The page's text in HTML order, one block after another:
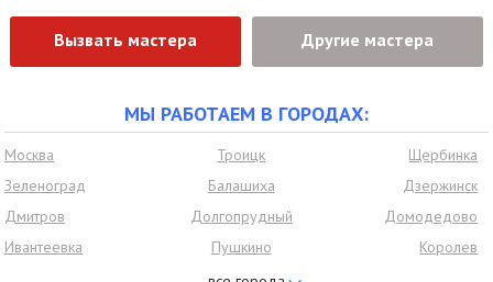
Вызвать мастера Другие мастера
МЫ РАБОТАЕМ В ГОРОДАХ:
Москва Троицк
Щербинка
Зеленоград
Балашиха
Дзержинск
Дмитров
Долгопрудный
Домодедово
Ивантеевка
Пушкино
Королев
Нахабино